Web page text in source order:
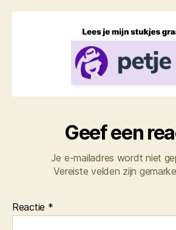
Geef een
Je e-mailadres wordt niet
Vereiste velden zijn
Reactie *